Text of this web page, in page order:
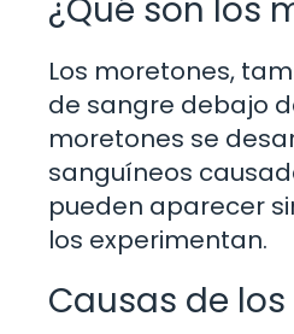
¿Qué son los
Los moretones,
de sangre debajo
moretones se
sanguíneos
pueden aparecer
los experimentan.
Causas de